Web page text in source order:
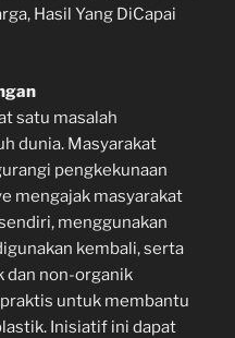
Hasil Yang DiCapai
satu masalah
dunia. Masyarakat
pengkekunaan
mengajak masyarakat
menggunakan
kembali, serta
dan non-organik
untuk membantu
Inisiatif ini dapat